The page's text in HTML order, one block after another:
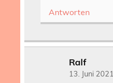
Antworten
Ralf
13. Juni